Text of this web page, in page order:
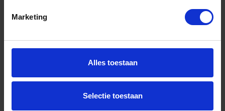
Marketing
Alles toestaan
Selectie toestaan
Scharen
Schoffels